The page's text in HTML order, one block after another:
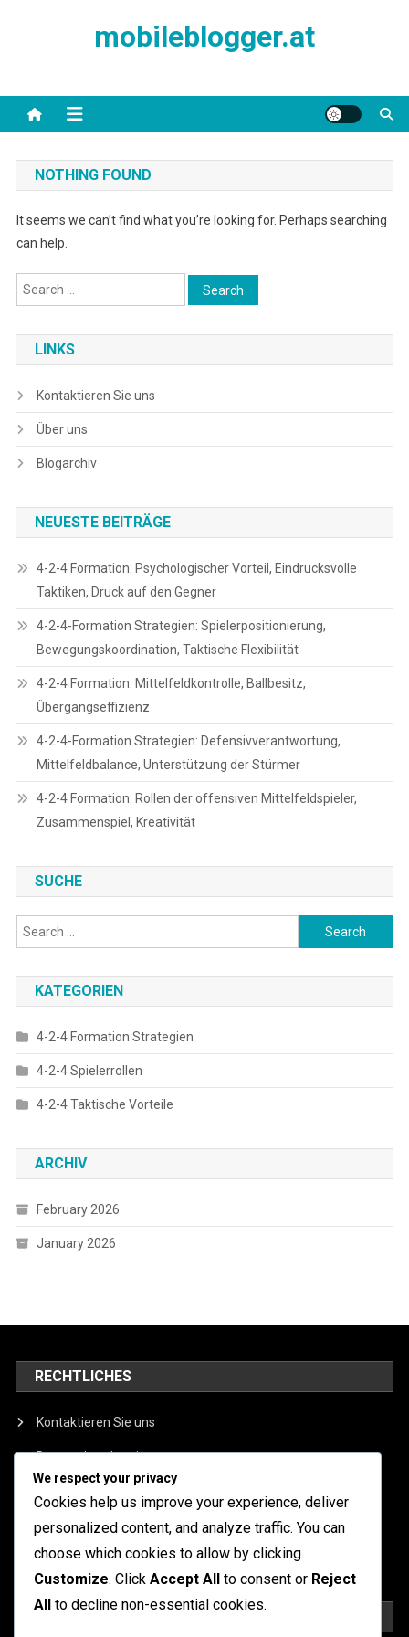
mobileblogger.at
NOTHING FOUND
It seems we can’t find what you’re looking for. Perhaps searching
can help.
Search
for:
LINKS
Kontaktieren Sie uns
Über uns
Blogarchiv
NEUESTE BEITRÄGE
4-2-4 Formation: Psychologischer Vorteil, Eindrucksvolle
Taktiken, Druck auf den Gegner
4-2-4-Formation Strategien: Spielerpositionierung,
Bewegungskoordination, Taktische Flexibilität
4-2-4 Formation: Mittelfeldkontrolle, Ballbesitz,
Übergangseffizienz
4-2-4-Formation Strategien: Defensivverantwortung,
Mittelfeldbalance, Unterstützung der Stürmer
4-2-4 Formation: Rollen der offensiven Mittelfeldspieler,
Zusammenspiel, Kreativität
SUCHE
Search
for:
KATEGORIEN
4-2-4 Formation Strategien
4-2-4 Spielerrollen
4-2-4 Taktische Vorteile
ARCHIV
February 2026
January 2026
RECHTLICHES
Kontaktieren Sie uns
Datenschutzbestimmungen
Cookie-Einstellungen
Benutzervereinbarung
Über uns
We respect your privacy
Cookies help us improve your experience, deliver
personalized content, and analyze traffic. You can
choose which cookies to allow by clicking
Customize. Click Accept All to consent or Reject
All to decline non-essential cookies.